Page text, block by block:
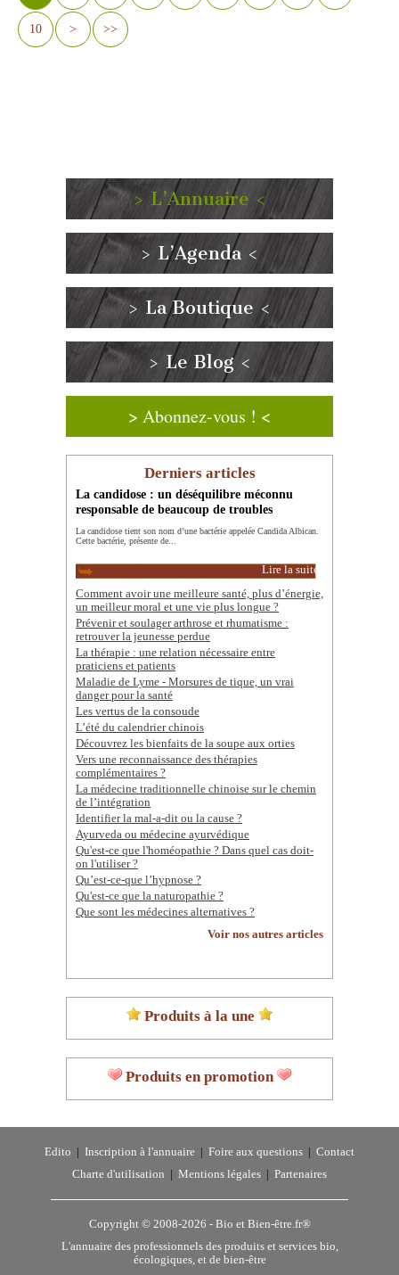
10 > >>
> L’Annuaire <
> L’Agenda <
> La Boutique <
> Le Blog <
> Abonnez-vous ! <
Derniers articles
La candidose : un déséquilibre méconnu
responsable de beaucoup de troubles
La candidose tient son nom d’une bactérie appelée Candida Albican.
Cette bactérie, présente de...
Lire la suite
Comment avoir une meilleure santé, plus d’énergie,
un meilleur moral et une vie plus longue ?
Prévenir et soulager arthrose et rhumatisme :
retrouver la jeunesse perdue
La thérapie : une relation nécessaire entre
praticiens et patients
Maladie de Lyme - Morsures de tique, un vrai
danger pour la santé
Les vertus de la consoude
L’été du calendrier chinois
Découvrez les bienfaits de la soupe aux orties
Vers une reconnaissance des thérapies
complémentaires ?
La médecine traditionnelle chinoise sur le chemin
de l’intégration
Identifier la mal-a-dit ou la cause ?
Ayurveda ou médecine ayurvédique
Qu'est-ce que l'homéopathie ? Dans quel cas doit-
on l'utiliser ?
Qu’est-ce-que l’hypnose ?
Qu'est-ce que la naturopathie ?
Que sont les médecines alternatives ?
Voir nos autres articles
Produits à la une
Produits en promotion
Edito Inscription à l'annuaire Foire aux questions
Contact
Charte d'utilisation
Mentions légales Partenaires
Copyright © 2008-2026 - Bio et Bien-être.fr®
L'annuaire des professionnels des produits et services bio,
écologiques, et de bien-être